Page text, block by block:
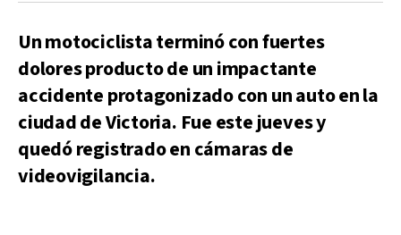
Un motociclista terminó con fuertes
dolores producto de un impactante
accidente protagonizado con un auto en la
ciudad de Victoria. Fue este jueves y
quedó registrado en cámaras de
videovigilancia.